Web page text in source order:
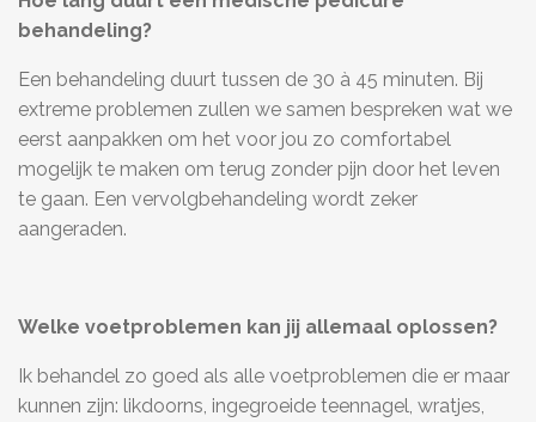
behandeling?
Een behandeling duurt tussen de 30 à 45 minuten. Bij
extreme problemen zullen we samen bespreken wat we
eerst aanpakken om het voor jou zo comfortabel
mogelijk te maken om terug zonder pijn door het leven
te gaan. Een vervolgbehandeling wordt zeker
aangeraden.
Welke voetproblemen kan jij allemaal oplossen?
Ik behandel zo goed als alle voetproblemen die er maar
kunnen zijn: likdoorns, ingegroeide teennagel, wratjes,